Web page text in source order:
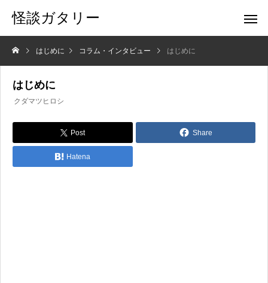
怪談ガタリー
はじめに コラム・インタビュー はじめに
はじめに
クダマツヒロシ
Post Share
Hatena